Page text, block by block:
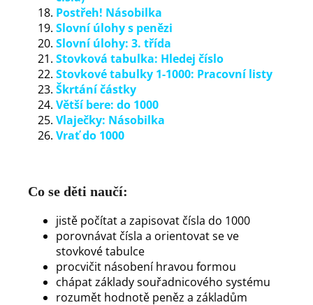
Postřeh! Násobilka
Slovní úlohy s penězi
Slovní úlohy: 3. třída
Stovková tabulka: Hledej číslo
Stovkové tabulky 1-1000: Pracovní listy
Škrtání částky
Větší bere: do 1000
Vlaječky: Násobilka
Vrať do 1000
Co se děti naučí:
jistě počítat a zapisovat čísla do 1000
porovnávat čísla a orientovat se ve
stovkové tabulce
procvičit násobení hravou formou
chápat základy souřadnicového systému
rozumět hodnotě peněz a základům